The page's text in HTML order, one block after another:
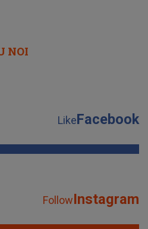
NOI
LikeFacebook
FollowInstagram